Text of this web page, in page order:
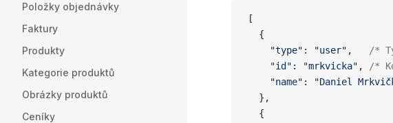
Položky objednávky
Faktury
Produkty
Kategorie produktů
Obrázky produktů
Ceníky
[
  {
    "type"
: "user" ,
/*
    "id"
: "mrkvicka" ,
/*
    "name"
: "Daniel
  },
  {